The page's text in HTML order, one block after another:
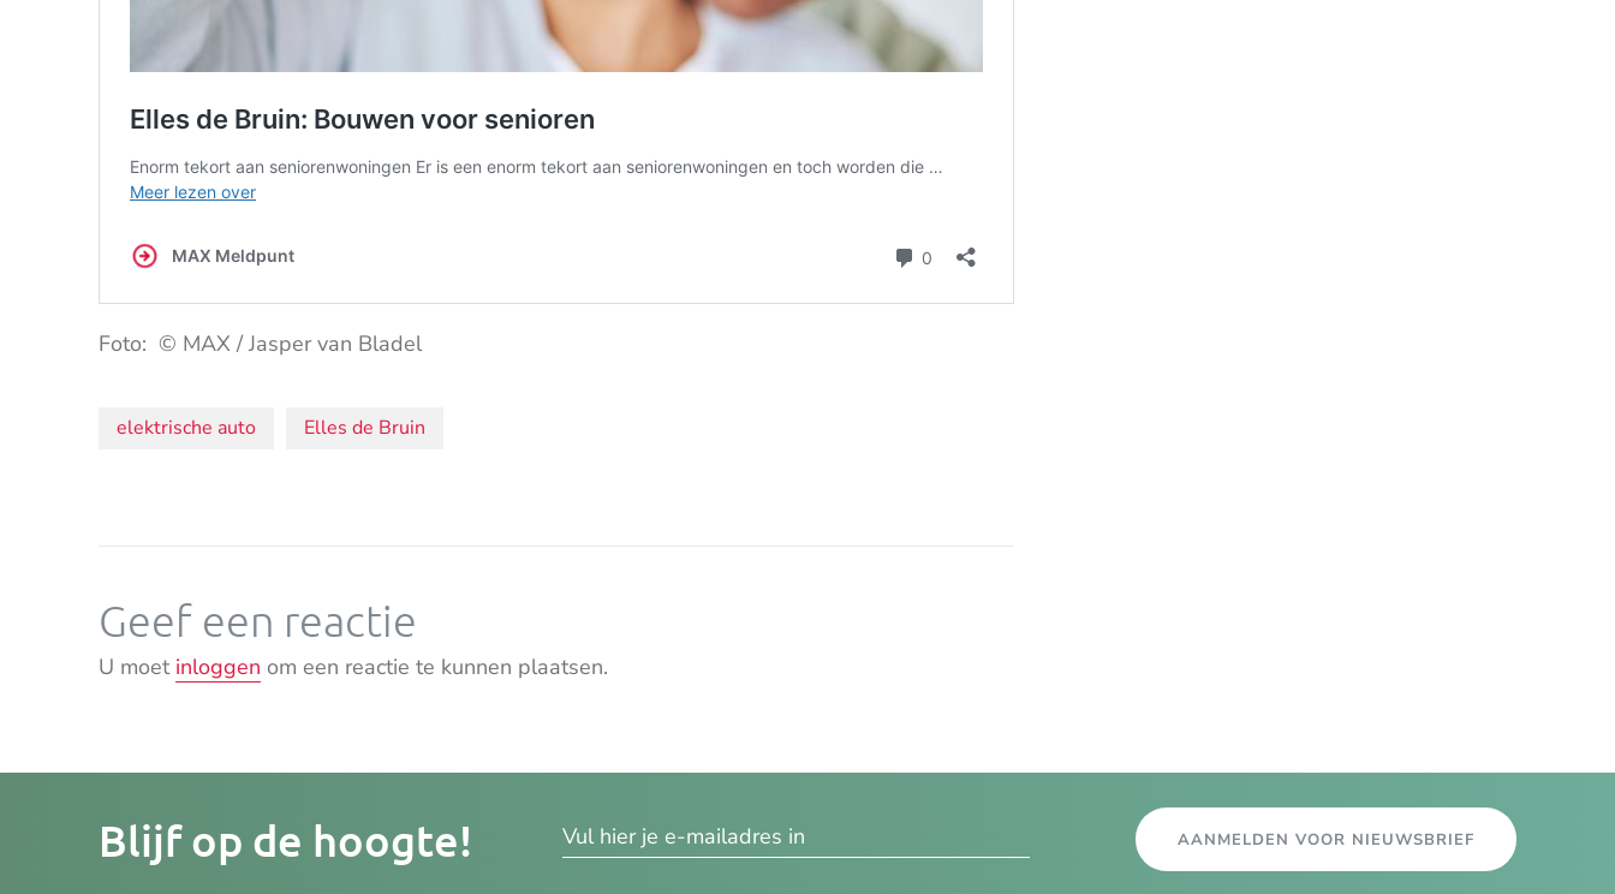
Foto: © MAX / Jasper van Bladel
Onderwerpen:
elektrische auto Elles de Bruin
Geef een reactie
U moet inloggen om een reactie te kunnen plaatsen.
Blijf op de hoogte! AANMELDEN VOOR NIEUWSBRIEF